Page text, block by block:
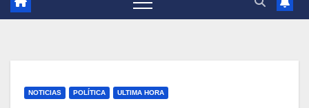
NOTICIAS POLÍTICA ULTIMA HORA